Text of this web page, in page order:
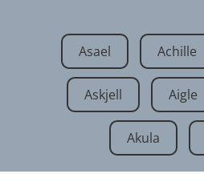
Asael Achille
Askjell Aigle
Akula